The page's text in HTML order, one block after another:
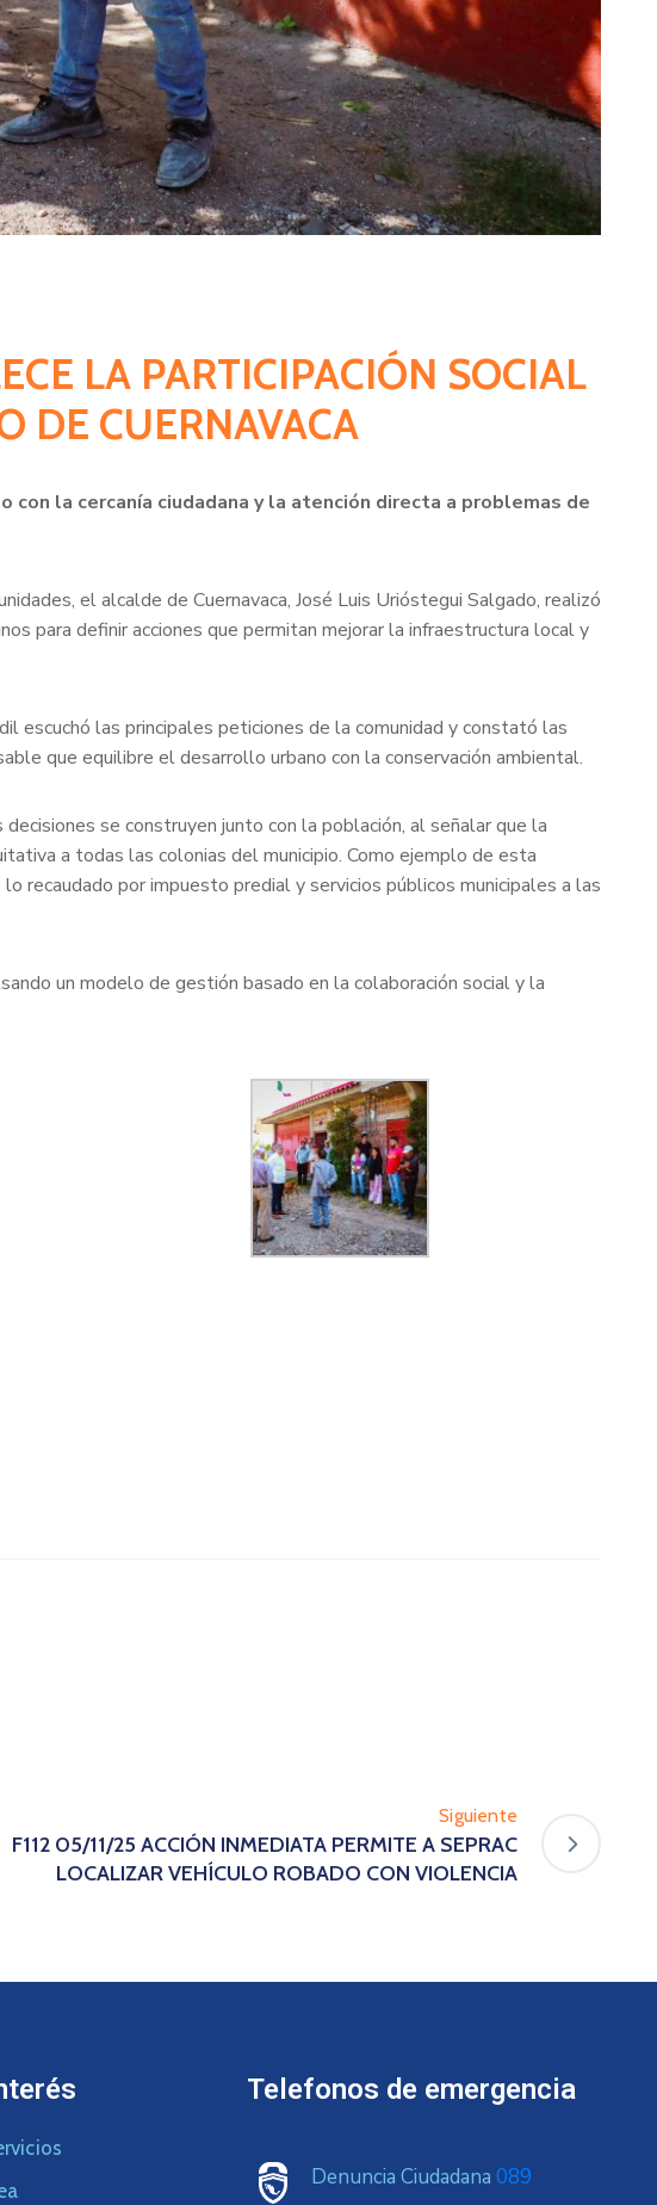
LA PARTICIPACIÓN SOCIAL
DE CUERNAVACA
la cercanía ciudadana y la atención directa a problemas de
el alcalde de Cuernavaca, José Luis Urióstegui Salgado, realizó
para definir acciones que permitan mejorar la infraestructura local y
escuchó las principales peticiones de la comunidad y constató las
que equilibre el desarrollo urbano con la conservación ambiental.
se construyen junto con la población, al señalar que la
a todas las colonias del municipio. Como ejemplo de esta
recaudado por impuesto predial y servicios públicos municipales a las
un modelo de gestión basado en la colaboración social y la
Siguiente
F112 05/11/25 ACCIÓN INMEDIATA PERMITE A SEPRAC
LOCALIZAR VEHÍCULO ROBADO CON VIOLENCIA
Telefonos de emergencia
Denuncia Ciudadana 089